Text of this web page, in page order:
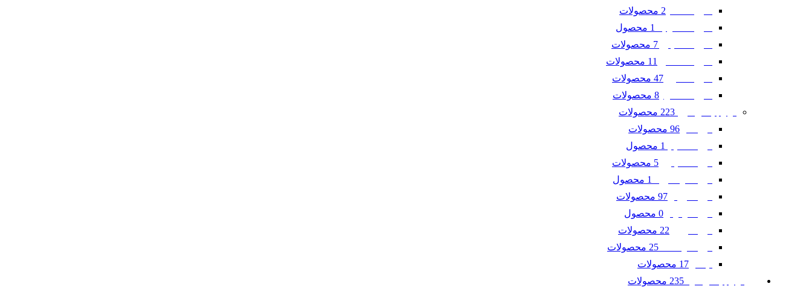
2 محصولات
1 محصول
7 محصولات
11 محصولات
47 محصولات
8 محصولات
223 محصولات
96 محصولات
1 محصول
5 محصولات
1 محصول
97 محصولات
0 محصول
22 محصولات
25 محصولات
17 محصولات
235 محصولات